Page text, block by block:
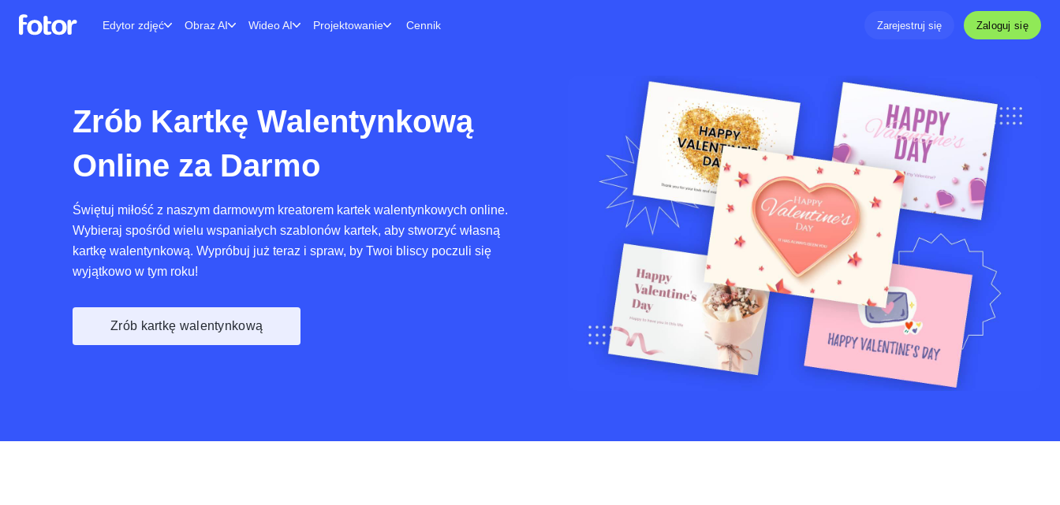
Edytor zdjęć Obraz AI Wideo AI Projektowanie Cennik Zarejestruj się Zaloguj się
Zrób Kartkę Walentynkową
Online za Darmo
Świętuj miłość z naszym darmowym kreatorem kartek walentynkowych online.
Wybieraj spośród wielu wspaniałych szablonów kartek, aby stworzyć własną
kartkę walentynkową. Wypróbuj już teraz i spraw, by Twoi bliscy poczuli się
wyjątkowo w tym roku!
Zrób kartkę walentynkową